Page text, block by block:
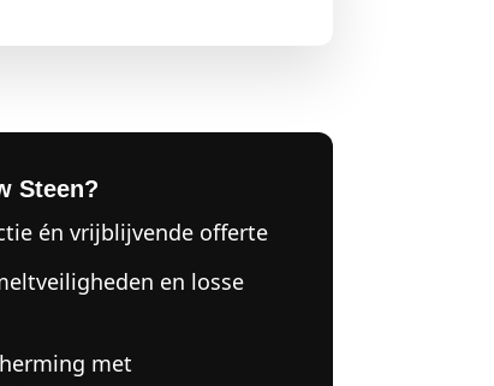
Steen?
én vrijblijvende offerte
en losse
met